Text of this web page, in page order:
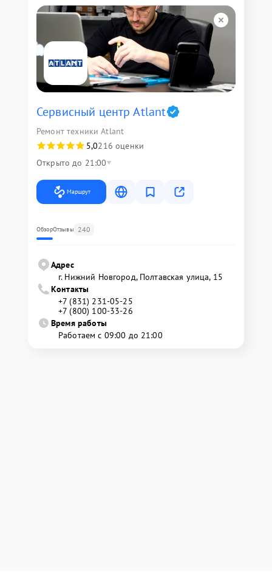
Сервисный центр Atlant
Ремонт техники Atlant
5,0216 оценки
Открыто до 21:00
Маршрут
ОбзорОтзывы 240
Адрес
г. Нижний Новгород, Полтавская улица, 15
Контакты
+7 (831) 231-05-25
+7 (800) 100-33-26
Время работы
Работаем с 09:00 до 21:00